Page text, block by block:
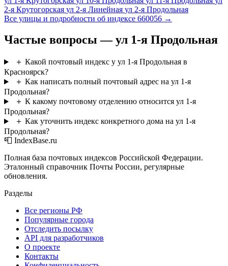
2-я Крутогорская ул 2-я Линейная ул 2-я Продольная
Все улицы и подробности об индексе 660056 →
Частые вопросы — ул 1-я Продольная
＋ Какой почтовый индекс у ул 1-я Продольная в
Красноярск?
＋ Как написать полный почтовый адрес на ул 1-я
Продольная?
＋ К какому почтовому отделению относится ул 1-я
Продольная?
＋ Как уточнить индекс конкретного дома на ул 1-я
Продольная?
📮 IndexBase.ru
Полная база почтовых индексов Российской Федерации.
Эталонный справочник Почты России, регулярные
обновления.
Разделы
Все регионы РФ
Популярные города
Отследить посылку
API для разработчиков
О проекте
Контакты